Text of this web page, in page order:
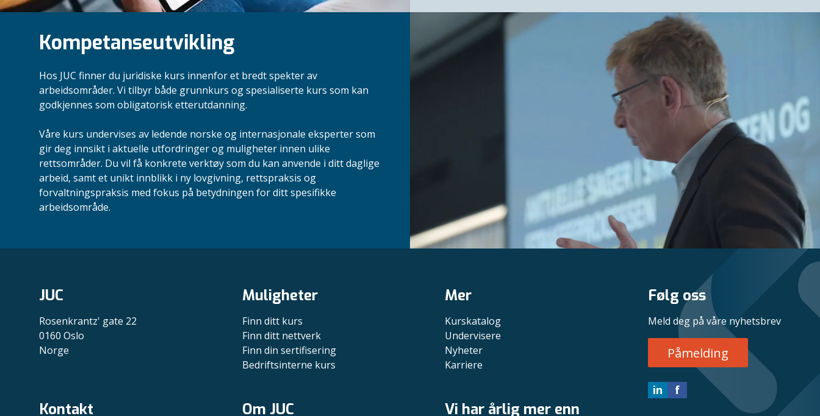
Kompetanseutvikling
Hos JUC finner du juridiske kurs innenfor et bredt spekter av
arbeidsområder. Vi tilbyr både grunnkurs og spesialiserte kurs som kan
godkjennes som obligatorisk etterutdanning.
Våre kurs undervises av ledende norske og internasjonale eksperter som
gir deg innsikt i aktuelle utfordringer og muligheter innen ulike
rettsområder. Du vil få konkrete verktøy som du kan anvende i ditt daglige
arbeid, samt et unikt innblikk i ny lovgivning, rettspraksis og
forvaltningspraksis med fokus på betydningen for ditt spesifikke
arbeidsområde.
JUC
Rosenkrantz' gate 22
0160 Oslo
Norge
Muligheter
Finn ditt kurs
Finn ditt nettverk
Finn din sertifisering
Bedriftsinterne kurs
Mer
Kurskatalog
Undervisere
Nyheter
Karriere
Kontakt Om JUC Vi har årlig mer enn
Følg oss
Meld deg på våre nyhetsbrev
Påmelding
in f